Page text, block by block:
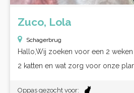
Zuco, Lola
Schagerbrug
Hallo,Wij zoeken voor een 2
2 katten en wat zorg voor onze
Oppas gezocht voor: